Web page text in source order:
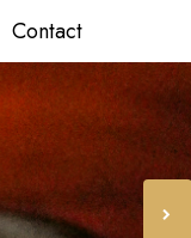
Contact